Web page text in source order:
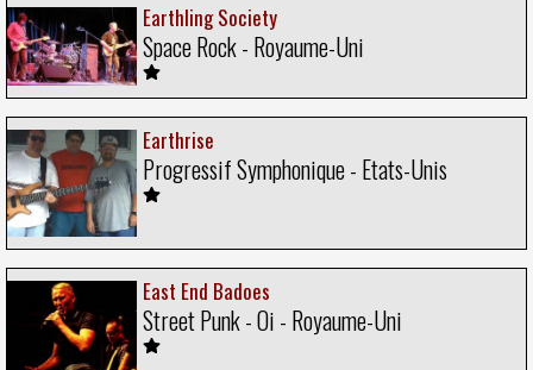
Earthling Society
Space Rock - Royaume-Uni
Earthrise
Progressif Symphonique - Etats-Unis
East End Badoes
Street Punk - Oi - Royaume-Uni